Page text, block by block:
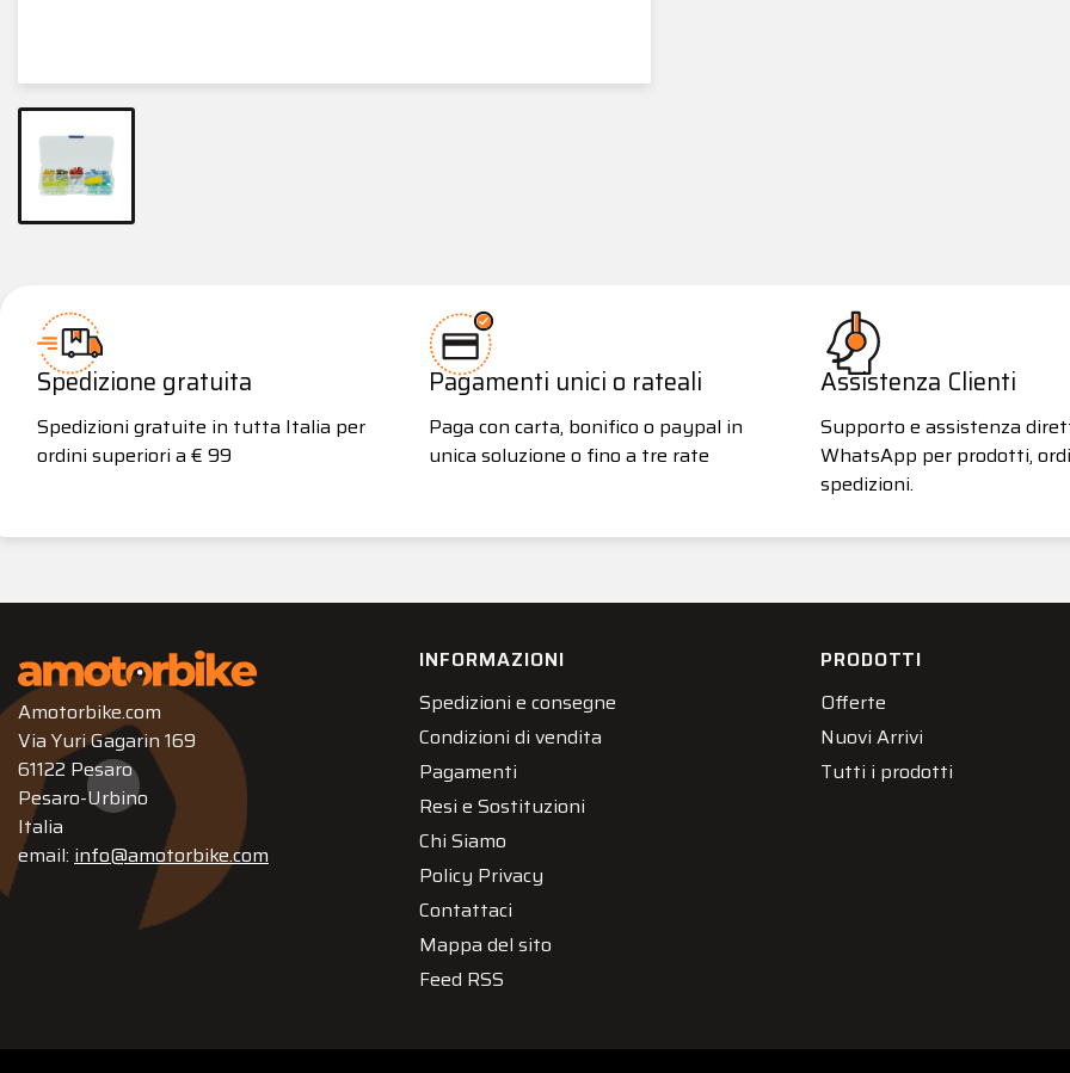
Spedizione gratuita
Spedizioni gratuite in tutta Italia per
ordini superiori a € 99
Pagamenti unici o rateali
Paga con carta, bonifico o paypal in
unica soluzione o fino a tre rate
Assistenza Clienti
Supporto e assistenza
WhatsApp per prodotti,
spedizioni.
Amotorbike.com
Via Yuri Gagarin 169
61122 Pesaro
Pesaro-Urbino
Italia
email: info@amotorbike.com
INFORMAZIONI
Spedizioni e consegne
Condizioni di vendita
Pagamenti
Resi e Sostituzioni
Chi Siamo
Policy Privacy
Contattaci
Mappa del sito
Feed RSS
PRODOTTI
Offerte
Nuovi Arrivi
Tutti i prodotti